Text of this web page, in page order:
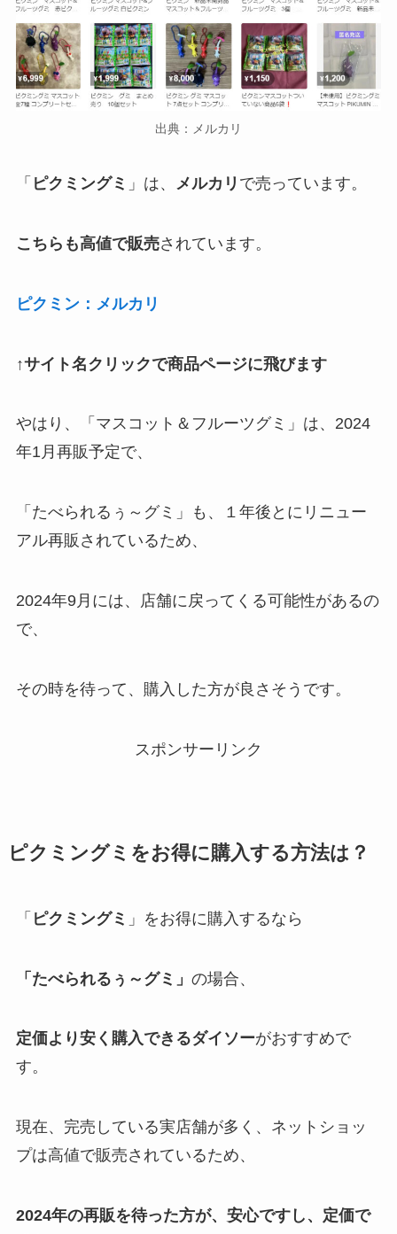
出典：メルカリ
「 ピクミングミ 」は、 メルカリ で売っています。
こちらも高値で販売されています。
ピクミン：メルカリ
↑サイト名クリックで商品ページに飛びます
やはり、「マスコット＆フルーツグミ」は、2024
年1月再販予定で、
「たべられるぅ～グミ」も、１年後とにリニュー
アル再販されているため、
2024年9月には、店舗に戻ってくる可能性があるの
で、
その時を待って、購入した方が良さそうです。
スポンサーリンク
ピクミングミをお得に購入する方法は？
「 ピクミングミ 」をお得に購入するなら
「たべられるぅ～グミ」 の場合、
定価より安く購入できるダイソーがおすすめで
す。
現在、完売している実店舗が多く、ネットショッ
プは高値で販売されているため、
2024年の再販を待った方が、安心ですし、定価で